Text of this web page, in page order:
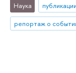
Наука публикации
репортаж о